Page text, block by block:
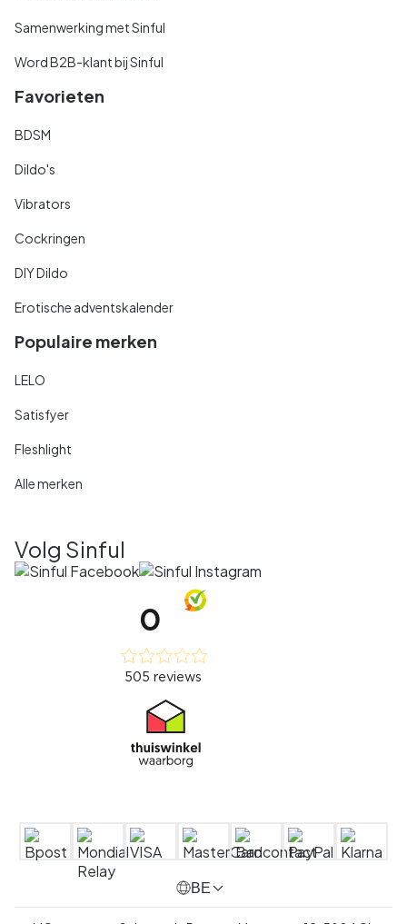
Samenwerking met Sinful
Word B2B-klant bij Sinful
Favorieten
BDSM
Dildo's
Vibrators
Cockringen
DIY Dildo
Erotische adventskalender
Populaire merken
LELO
Satisfyer
Fleshlight
Alle merken
Volg Sinful
BE